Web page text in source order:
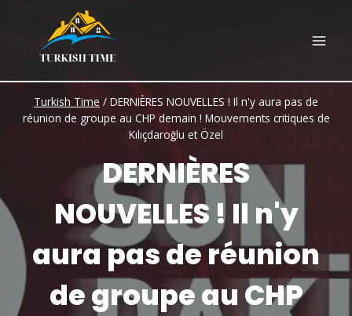
content
Turkish Time / DERNIÈRES NOUVELLES ! Il n'y aura pas de
réunion de groupe au CHP demain ! Mouvements critiques de
Kılıçdaroğlu et Özel
DERNIÈRES
NOUVELLES ! Il n'y
aura pas de réunion
de groupe au CHP